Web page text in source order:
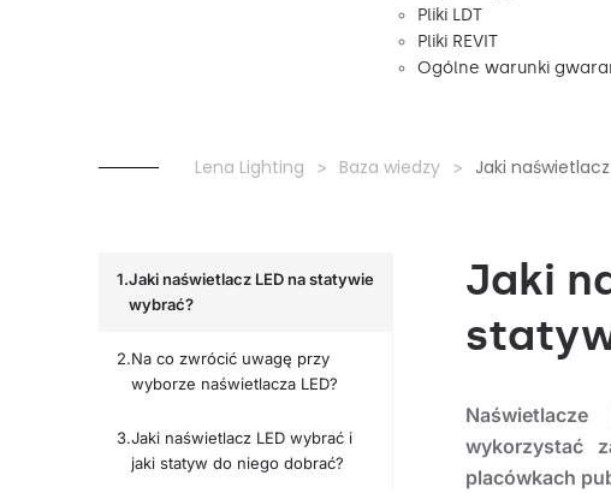
Pliki LDT
Pliki REVIT
Ogólne warunki
Lena Lighting Baza wiedzy Jaki
Jaki naświetlacz LED na statywie
wybrać?
Na co zwrócić uwagę przy
wyborze naświetlacza LED?
Jaki naświetlacz LED wybrać i
jaki statyw do niego dobrać?
Jaki
wykorzystać
placówkach